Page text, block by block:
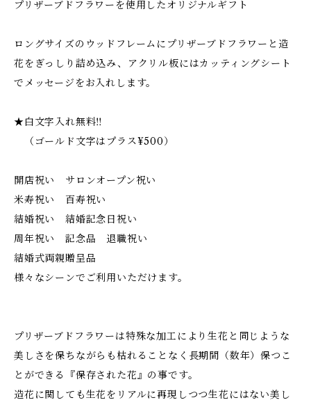
プリザーブドフラワーを使用したオリジナルギフト
ロングサイズのウッドフレームにプリザーブドフラワーと造
花をぎっしり詰め込み、アクリル板にはカッティングシート
でメッセージをお入れします。
★白文字入れ無料‼︎
（ゴールド文字はプラス¥500）
開店祝い サロンオープン祝い
米寿祝い 百寿祝い
結婚祝い 結婚記念日祝い
周年祝い 記念品 退職祝い
結婚式両親贈呈品
様々なシーンでご利用いただけます。
プリザーブドフラワーは特殊な加工により生花と同じような
美しさを保ちながらも枯れることなく長期間（数年）保つこ
とができる『保存された花』の事です。
造花に関しても生花をリアルに再現しつつ生花にはない美し